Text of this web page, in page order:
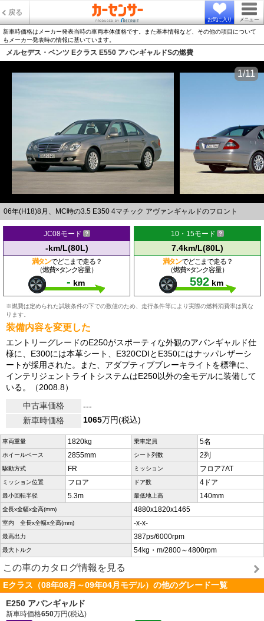
戻る
お気に入り メニュー
新車時価格はメーカー発表当時の車両本体価格です。また基本情報など、その他の項目について
もメーカー発表時の情報に基いています。
メルセデス・ベンツ Eクラス E550 アバンギャルドSの燃費
06年(H18)8月、MC時の3.5 E350 4マチック アヴァンギャルドのフロント
1/11
JC08モード
-km/L(80L)
満タンでどこまで走る？
（燃費×タンク容量）
- km
10・15モード
7.4km/L(80L)
満タンでどこまで走る？
（燃費×タンク容量）
592 km
※燃費は定められた試験条件の下での数値のため、走行条件等により実際の燃料消費率は異な
ります。
装備内容を変更した
エントリーグレードのE250がスポーティな外観のアバンギャルド仕
様に、E300には本革シート、E320CDIとE350にはナッパレザーシ
ートが採用された。また、アダプティブブレーキライトを標準に、
インテリジェントライトシステムはE250以外の全モデルに装備して
いる。（2008.8）
中古車価格
---
新車時価格
1065万円(税込)
車両重量 1820kg 乗車定員 5名
ホイールベース 2855mm シート列数 2列
駆動方式 FR ミッション フロア7AT
ミッション位置 フロア ドア数 4ドア
最小回転半径 5.3m 最低地上高 140mm
全長x全幅x全高(mm) 4880x1820x1465
室内 全長x全幅x全高(mm) -x-x-
最高出力 387ps/6000rpm
最大トルク 54kg・m/2800～4800rpm
この車のカタログ情報を見る
Eクラス（08年08月～09年04月モデル）の他のグレード一覧
E250 アバンギャルド
新車時価格650万円(税込)